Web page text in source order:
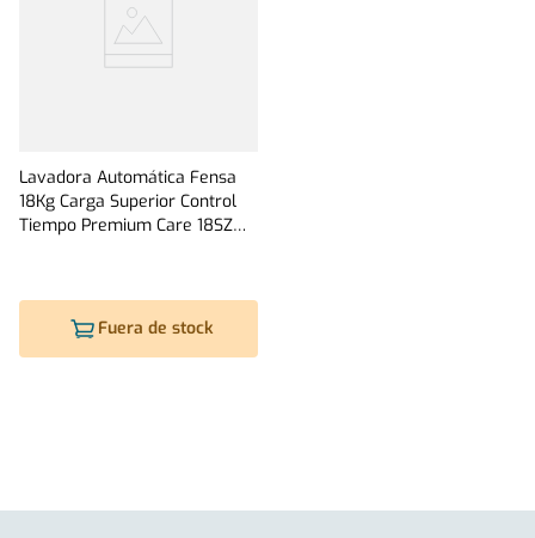
Lavadora Automática Fensa
18Kg Carga Superior Control
Tiempo Premium Care 18SZ
Fuera de stock